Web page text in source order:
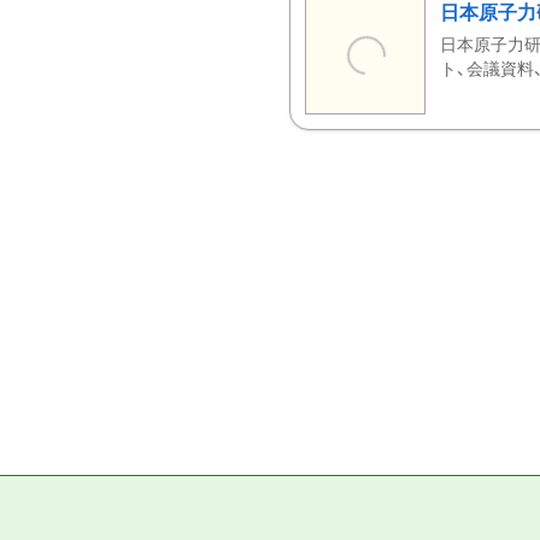
日本原子
日本原子力
ト、会議資